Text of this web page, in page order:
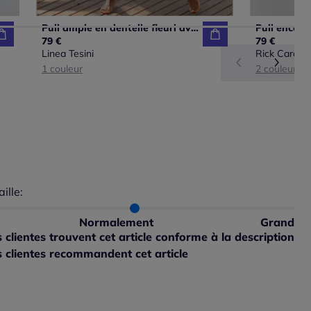
Pull ample en dentelle fleuri avec encolure ronde et manches courtes
79 €
Linea Tesini
1 couleur
79 €
Rick
2 couleurs
Normalement Grand
taillant selon les avis clients
: 10%
clientes trouvent cet article conforme à la description
clientes recommandent cet article